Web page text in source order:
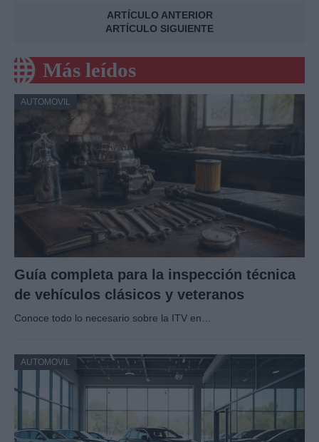
ARTÍCULO ANTERIOR
ARTÍCULO SIGUIENTE
Más leídos
AUTOMOVIL
Guía completa para la inspección técnica
de vehículos clásicos y veteranos
Conoce todo lo necesario sobre la ITV en…
AUTOMOVIL